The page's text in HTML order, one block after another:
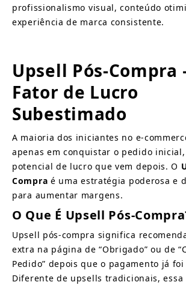
profissionalismo visual, conteúdo
experiência de marca consistente.
Upsell Pós-Compra
Fator de Lucro
Subestimado
A maioria dos iniciantes no e-
apenas em conquistar o pedido
potencial de lucro que vem depois. O
Compra é uma estratégia poderosa e
para aumentar margens.
O Que É Upsell Pós-
Upsell pós-compra significa
extra na página de “Obrigado” ou de
Pedido” depois que o pagamento já
Diferente de upsells tradicionais, essa